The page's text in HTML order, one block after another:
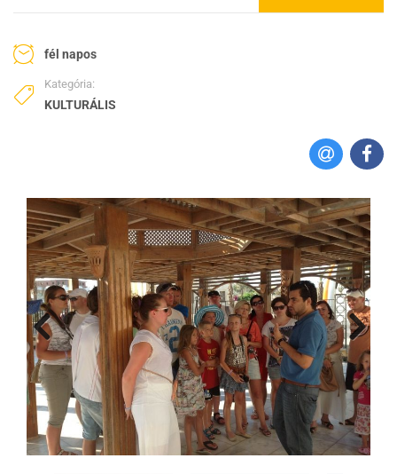
fél napos
Kategória:
KULTURÁLIS
Previous
Next